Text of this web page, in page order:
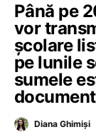
Până pe
vor
școlare
pe lunile
sumele
document
Diana Ghimiși